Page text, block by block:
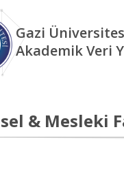
Gazi
Akademik Veri
& Mesleki